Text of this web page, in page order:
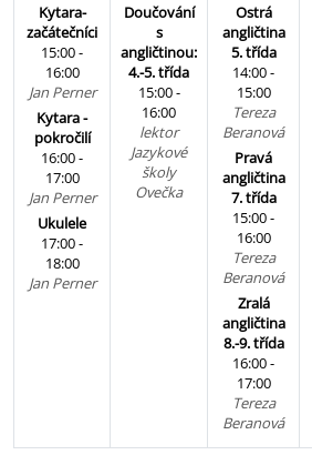
Kytara-
začátečníci
15:00 -
16:00
Jan Perner
Kytara -
pokročilí
16:00 -
17:00
Jan Perner
Ukulele
17:00 -
18:00
Jan Perner
Doučování
s
angličtinou:
4.-5. třída
15:00 -
16:00
lektor
Jazykové
školy
Ovečka
Ostrá
angličtina
5. třída
14:00 -
15:00
Tereza
Beranová
Pravá
angličtina
7. třída
15:00 -
16:00
Tereza
Beranová
Zralá
angličtina
8.-9. třída
16:00 -
17:00
Tereza
Beranová